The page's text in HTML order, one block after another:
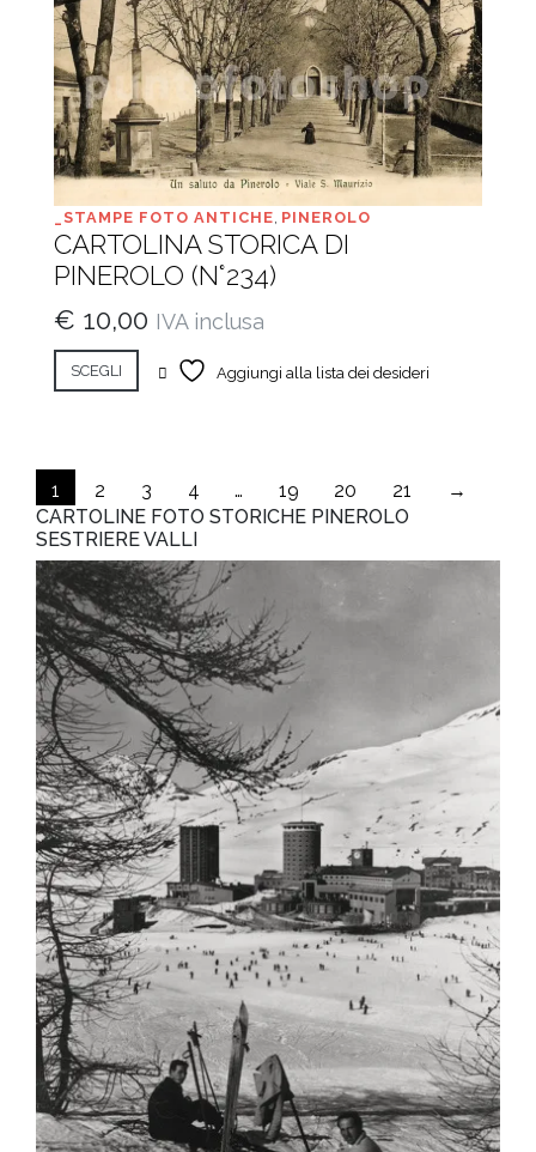
_STAMPE FOTO ANTICHE, PINEROLO
CARTOLINA STORICA DI
PINEROLO (N°234)
€ 10,00 IVA inclusa
SCEGLI Aggiungi alla lista dei desideri
1 2 3 4 … 19 20 21
→
CARTOLINE FOTO STORICHE PINEROLO
SESTRIERE VALLI